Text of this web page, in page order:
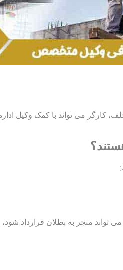
تخلف، کارگر می تواند با کمک وکیل
اصول می تواند منجر به بطلان